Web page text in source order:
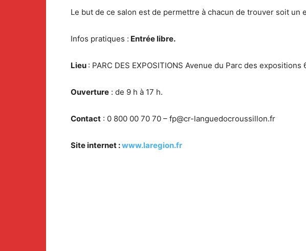
Le but de ce salon est de permettre à chacun de trouver soit
Infos pratiques : Entrée libre.
Lieu : PARC DES EXPOSITIONS Avenue du Parc des
Ouverture : de 9 h à 17 h.
Contact : 0 800 00 70 70 – fp@cr-languedocroussillon.fr
Site internet :www.laregion.fr